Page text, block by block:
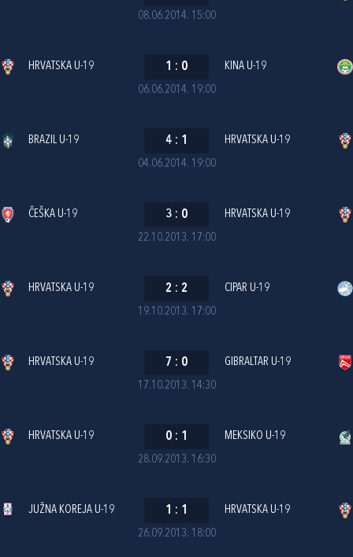
08.06.2014. 15:00
06.06.2014. 19:00
HRVATSKA U-19 1 : 0 KINA U-19
04.06.2014. 19:00
BRAZIL U-19 4 : 1 HRVATSKA U-19
22.10.2013. 17:00
ČEŠKA U-19 3 : 0 HRVATSKA U-19
19.10.2013. 17:00
HRVATSKA U-19 2 : 2 CIPAR U-19
17.10.2013. 14:30
HRVATSKA U-19 7 : 0 GIBRALTAR U-19
28.09.2013. 16:30
HRVATSKA U-19 0 : 1 MEKSIKO U-19
26.09.2013. 18:00
JUŽNA KOREJA U-19 1 : 1 HRVATSKA U-19